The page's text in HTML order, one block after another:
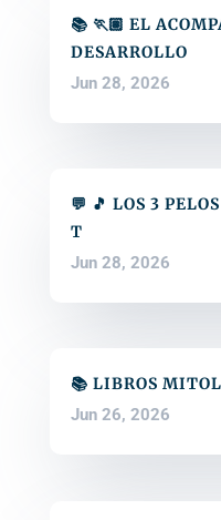
📚 🏃🏽 EL
DESARROLLO
Jun 28, 2026
💬 🎵 LOS 3
T
Jun 28, 2026
📚 LIBROS
Jun 26, 2026